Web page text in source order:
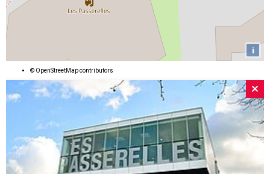
i
© OpenStreetMapcontributors